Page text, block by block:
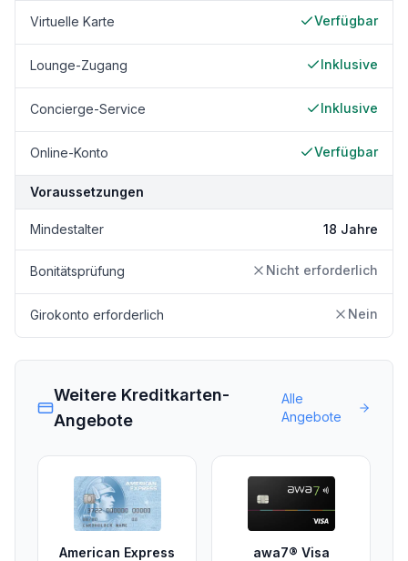
Virtuelle Karte Verfügbar
Lounge-Zugang Inklusive
Concierge-Service Inklusive
Online-Konto Verfügbar
Voraussetzungen
Mindestalter 18 Jahre
Bonitätsprüfung Nicht erforderlich
Girokonto erforderlich Nein
Weitere Kreditkarten-
Angebote
Alle
Angebote
American Express
awa7® Visa